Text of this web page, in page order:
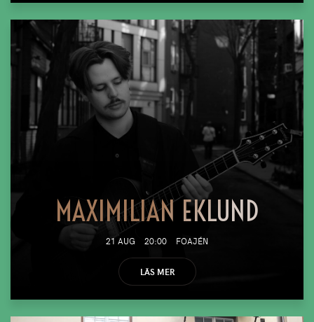
MAXIMILIAN EKLUND
21 AUG 20:00 FOAJÉN
LÄS MER